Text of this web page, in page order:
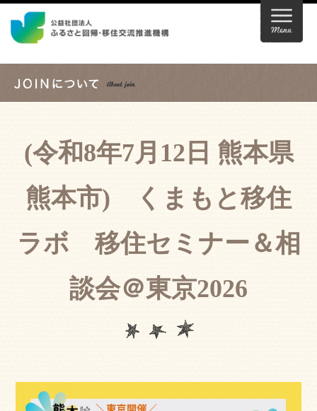
(令和8年7月12日 熊本県
熊本市) くまもと移住
ラボ 移住セミナー＆相
談会＠東京2026